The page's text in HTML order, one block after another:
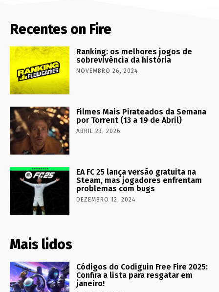
Recentes on Fire
Ranking: os melhores jogos de
sobrevivência da história
NOVEMBRO 26, 2024
Filmes Mais Pirateados da Semana
por Torrent (13 a 19 de Abril)
ABRIL 23, 2026
EA FC 25 lança versão gratuita na
Steam, mas jogadores enfrentam
problemas com bugs
DEZEMBRO 12, 2024
Mais lidos
Códigos do Codiguin Free Fire 2025:
Confira a lista para resgatar em
janeiro!